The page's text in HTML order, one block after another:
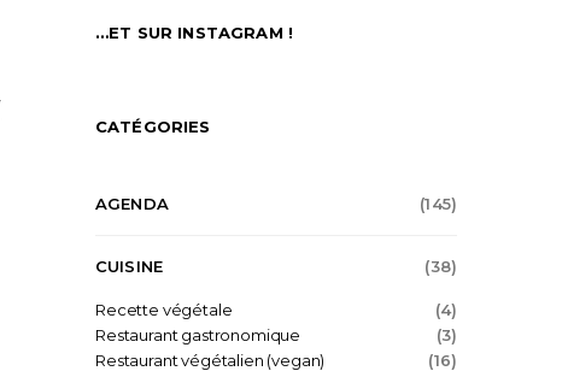
…ET SUR INSTAGRAM !
CATÉGORIES
AGENDA (145)
CUISINE (38)
Recette végétale
(4)
Restaurant gastronomique
(3)
Restaurant végétalien (vegan)
(16)